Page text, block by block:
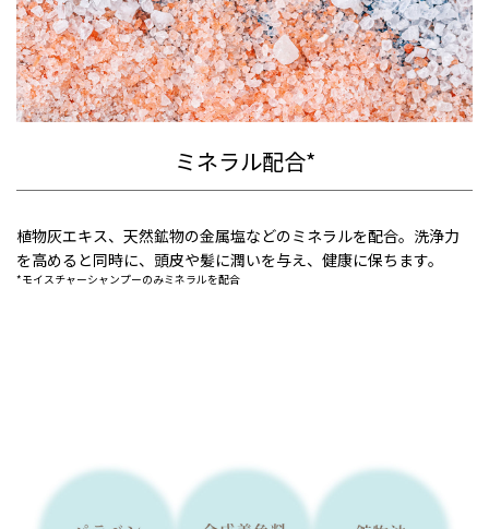
ミネラル配合*
植物灰エキス、天然鉱物の金属塩などのミネラルを配合。洗浄力
を高めると同時に、頭皮や髪に潤いを与え、健康に保ちます。
*モイスチャーシャンプーのみミネラルを配合